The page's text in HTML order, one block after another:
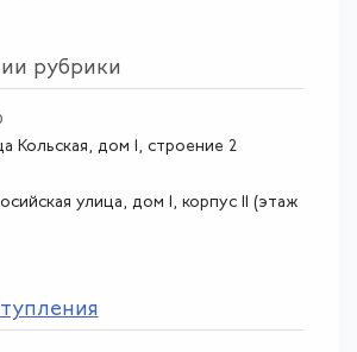
рубрики
Кольская, дом 1, строение 2
улица, дом 1, корпус 11 (этаж